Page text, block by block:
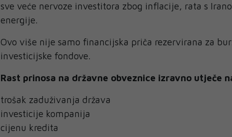
sve veće nervoze investitora zbog inflacije, rata s
energije.
Ovo više nije samo financijska priča rezervirana za
investicijske fondove.
Rast prinosa na državne obveznice izravno utječe
trošak zaduživanja država
investicije kompanija
cijenu kredita